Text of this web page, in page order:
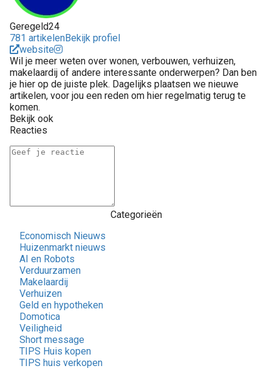
Geregeld24
781 artikelenBekijk profiel
website
Wil je meer weten over wonen, verbouwen, verhuizen,
makelaardij of andere interessante onderwerpen? Dan ben
je hier op de juiste plek. Dagelijks plaatsen we nieuwe
artikelen, voor jou een reden om hier regelmatig terug te
komen.
Bekijk ook
Reacties
Categorieën
Economisch Nieuws
Huizenmarkt nieuws
AI en Robots
Verduurzamen
Makelaardij
Verhuizen
Geld en hypotheken
Domotica
Veiligheid
Short message
TIPS Huis kopen
TIPS huis verkopen